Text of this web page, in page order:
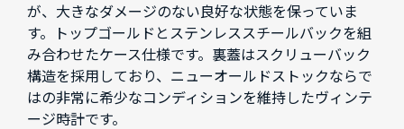
が、大きなダメージのない良好な状態を保っていま
す。トップゴールドとステンレススチールバックを組
み合わせたケース仕様です。裏蓋はスクリューバック
構造を採用しており、ニューオールドストックならで
はの非常に希少なコンディションを維持したヴィンテ
ージ時計です。